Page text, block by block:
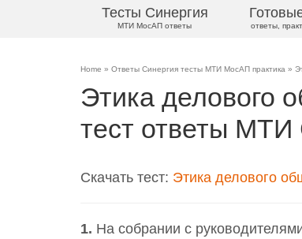
Тесты Синергия
МТИ МосАП ответы ответы,
Home » Ответы Синергия тесты МТИ МосАП практика »
Этика делового
тест ответы МТИ
Скачать тест: Этика делового
1. На собрании с